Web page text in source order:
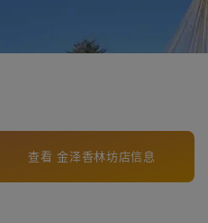
查看 金泽香林坊店信息